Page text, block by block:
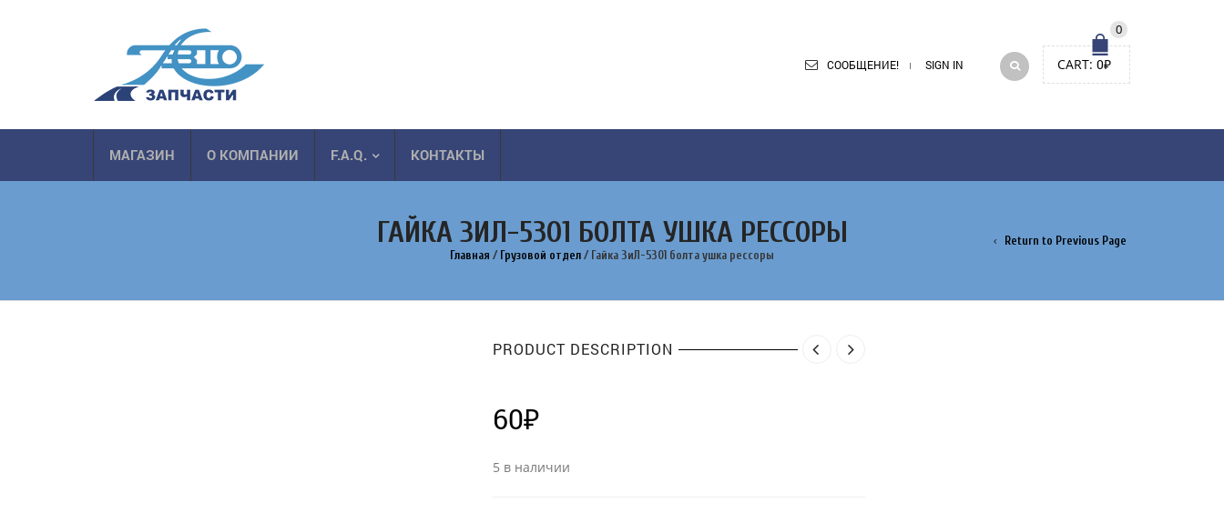
0
CART: 0₽
СООБЩЕНИЕ! SIGN IN
МАГАЗИН О КОМПАНИИ F.A.Q. КОНТАКТЫ
ГАЙКА ЗИЛ-5301 БОЛТА УШКА РЕССОРЫ
Главная / Грузовой отдел / Гайка ЗиЛ-5301 болта ушка рессоры
Return to Previous Page
PRODUCT DESCRIPTION
60₽
5 в наличии